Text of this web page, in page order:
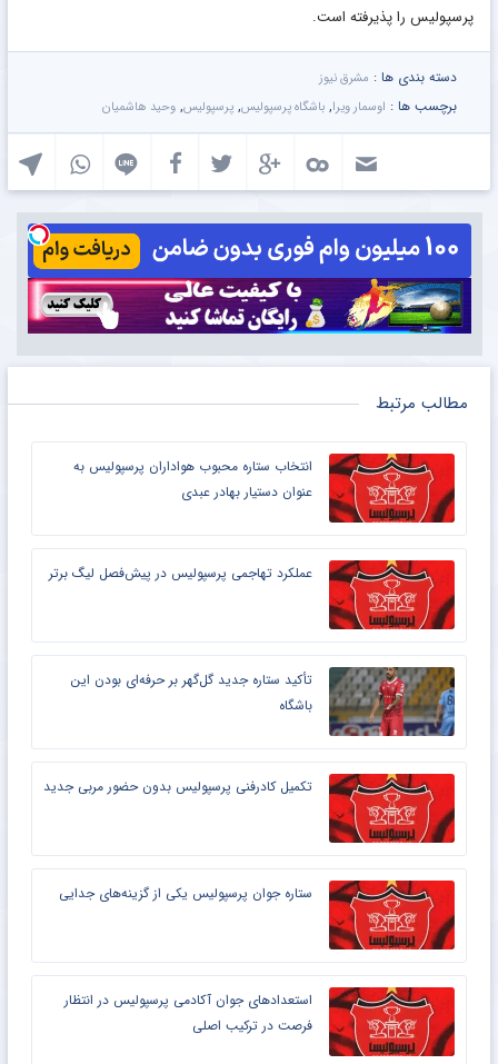
پرسپولیس را پذیرفته است.
دسته بندی ها : مشرق نیوز
برچسب ها : اوسمار ویرا, باشگاه پرسپولیس, پرسپولیس, وحید هاشمیان
مطالب مرتبط
انتخاب ستاره محبوب هواداران پرسپولیس به
عنوان دستیار بهادر عبدی
عملکرد تهاجمی پرسپولیس در پیش‌فصل لیگ برتر
تأکید ستاره جدید گل‌گهر بر حرفه‌ای بودن این
باشگاه
تکمیل کادرفنی پرسپولیس بدون حضور مربی جدید
ستاره جوان پرسپولیس یکی از گزینه‌های جدایی
استعدادهای جوان آکادمی پرسپولیس در انتظار
فرصت در ترکیب اصلی